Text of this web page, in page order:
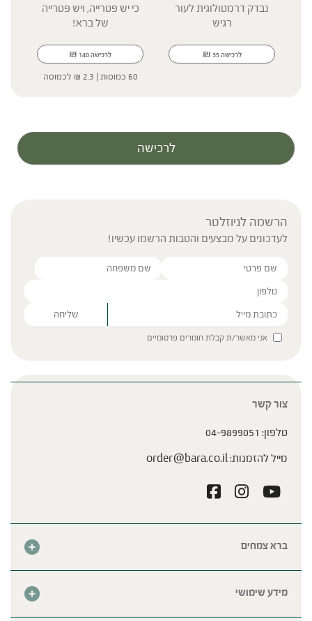
נבדק דרמטולוגית לעור
רגיש
לרכישה ₪ 35
כי יש פטרייה, ויש פטרייה
של ברא!
לרכישה ₪ 140
60 כמוסות | ₪ 2.3 לכמוסה
לרכישה
הרשמה לניוזלטר
לעדכונים על מבצעים והטבות הרשמו עכשיו!
Please leave this field empty.
אני מאשר/ת קבלת חומרים פרסומיים
ברא צמחים
מידע שימושי
צור קשר
טלפון: 04-9899051
מייל להזמנות: order@bara.co.il